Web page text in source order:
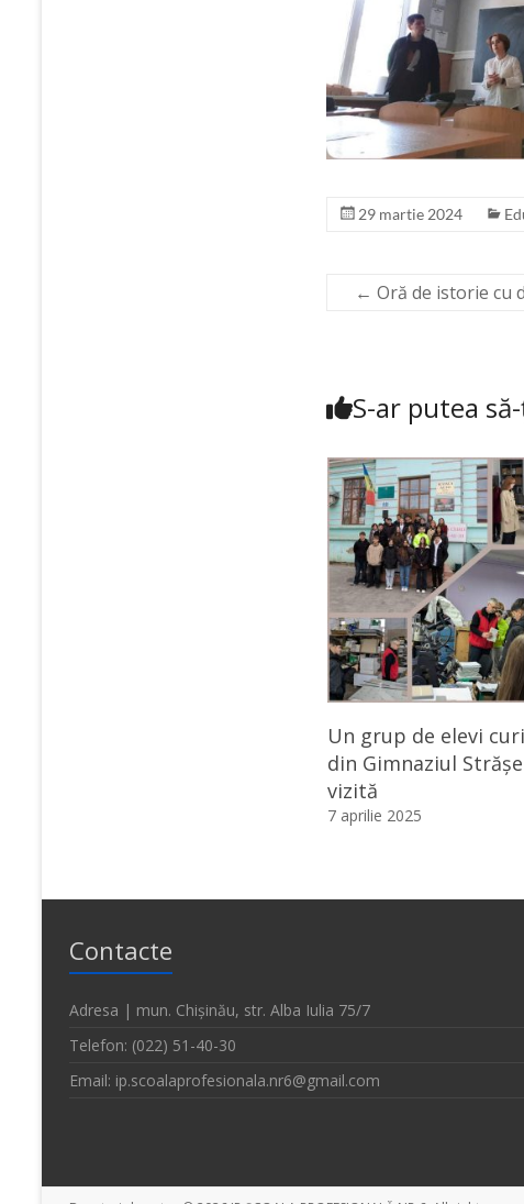
29 martie 2024
← Oră de istorie cu
S-ar putea
Un grup de elevi
din Gimnaziul
vizită
7 aprilie 2025
Contacte
Adresa | mun. Chișinău, str. Alba Iulia 75/7
Telefon: (022) 51-40-30
Email: ip.scoalaprofesionala.nr6@gmail.com